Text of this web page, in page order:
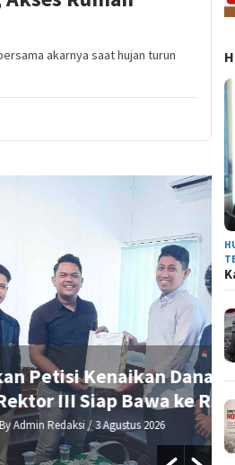
akarnya saat hujan turun
Dana Operasional
ke Rapat Senat